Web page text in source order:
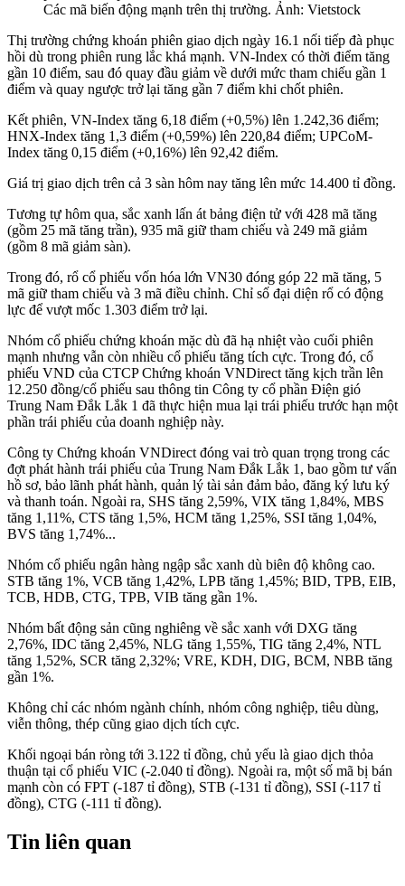
Các mã biến động mạnh trên thị trường. Ảnh: Vietstock
Thị trường chứng khoán phiên giao dịch ngày 16.1 nối tiếp đà phục
hồi dù trong phiên rung lắc khá mạnh. VN-Index có thời điểm tăng
gần 10 điểm, sau đó quay đầu giảm về dưới mức tham chiếu gần 1
điểm và quay ngược trở lại tăng gần 7 điểm khi chốt phiên.
Kết phiên, VN-Index tăng 6,18 điểm (+0,5%) lên 1.242,36 điểm;
HNX-Index tăng 1,3 điểm (+0,59%) lên 220,84 điểm; UPCoM-
Index tăng 0,15 điểm (+0,16%) lên 92,42 điểm.
Giá trị giao dịch trên cả 3 sàn hôm nay tăng lên mức 14.400 tỉ đồng.
Tương tự hôm qua, sắc xanh lấn át bảng điện tử với 428 mã tăng
(gồm 25 mã tăng trần), 935 mã giữ tham chiếu và 249 mã giảm
(gồm 8 mã giảm sàn).
Trong đó, rổ cổ phiếu vốn hóa lớn VN30 đóng góp 22 mã tăng, 5
mã giữ tham chiếu và 3 mã điều chỉnh. Chỉ số đại diện rổ có động
lực để vượt mốc 1.303 điểm trở lại.
Nhóm cổ phiếu chứng khoán mặc dù đã hạ nhiệt vào cuối phiên
mạnh nhưng vẫn còn nhiều cổ phiếu tăng tích cực. Trong đó, cổ
phiếu VND của CTCP Chứng khoán VNDirect tăng kịch trần lên
12.250 đồng/cổ phiếu sau thông tin Công ty cổ phần Điện gió
Trung Nam Đắk Lắk 1 đã thực hiện mua lại trái phiếu trước hạn một
phần trái phiếu của doanh nghiệp này.
Công ty Chứng khoán VNDirect đóng vai trò quan trọng trong các
đợt phát hành trái phiếu của Trung Nam Đắk Lắk 1, bao gồm tư vấn
hồ sơ, bảo lãnh phát hành, quản lý tài sản đảm bảo, đăng ký lưu ký
và thanh toán. Ngoài ra, SHS tăng 2,59%, VIX tăng 1,84%, MBS
tăng 1,11%, CTS tăng 1,5%, HCM tăng 1,25%, SSI tăng 1,04%,
BVS tăng 1,74%...
Nhóm cổ phiếu ngân hàng ngập sắc xanh dù biên độ không cao.
STB tăng 1%, VCB tăng 1,42%, LPB tăng 1,45%; BID, TPB, EIB,
TCB, HDB, CTG, TPB, VIB tăng gần 1%.
Nhóm bất động sản cũng nghiêng về sắc xanh với DXG tăng
2,76%, IDC tăng 2,45%, NLG tăng 1,55%, TIG tăng 2,4%, NTL
tăng 1,52%, SCR tăng 2,32%; VRE, KDH, DIG, BCM, NBB tăng
gần 1%.
Không chỉ các nhóm ngành chính, nhóm công nghiệp, tiêu dùng,
viễn thông, thép cũng giao dịch tích cực.
Khối ngoại bán ròng tới 3.122 tỉ đồng, chủ yếu là giao dịch thỏa
thuận tại cổ phiếu VIC (-2.040 tỉ đồng). Ngoài ra, một số mã bị bán
mạnh còn có FPT (-187 tỉ đồng), STB (-131 tỉ đồng), SSI (-117 tỉ
đồng), CTG (-111 tỉ đồng).
Tin liên quan